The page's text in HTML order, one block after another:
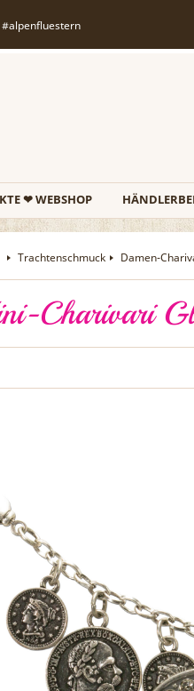
#alpenfluestern
❤ WEBSHOP
Trachtenschmuck Damen-
Charivari